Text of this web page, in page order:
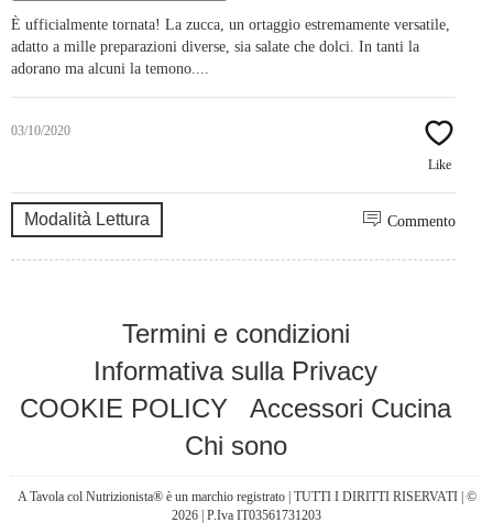
È ufficialmente tornata! La zucca, un ortaggio estremamente versatile,
adatto a mille preparazioni diverse, sia salate che dolci. In tanti la
adorano ma alcuni la temono....
03/10/2020
Like
Modalità Lettura Commento
Termini e condizioni
Informativa sulla Privacy
COOKIE POLICY
Accessori Cucina
Chi sono
A Tavola col Nutrizionista® è un marchio registrato | TUTTI I DIRITTI RISERVATI | ©
2026 | P.Iva IT03561731203